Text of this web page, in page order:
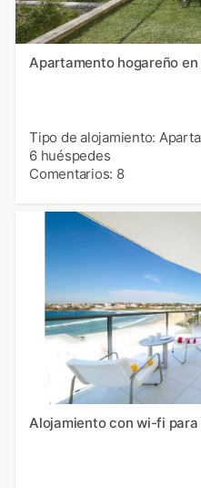
Apartamento hogareño
Tipo de alojamiento:
6 huéspedes
Comentarios: 8
Alojamiento con wi-fi para